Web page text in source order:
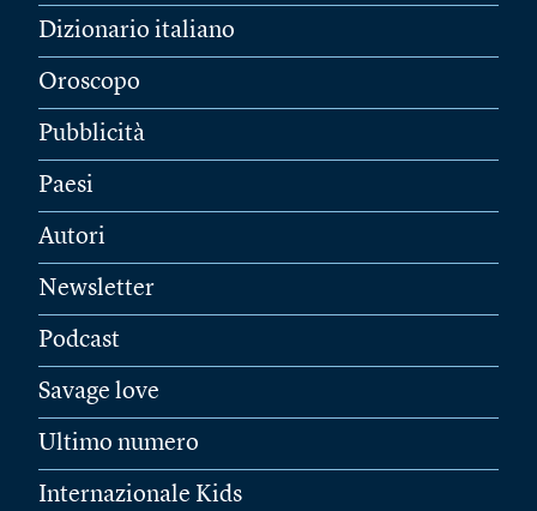
Dizionario italiano
Oroscopo
Pubblicità
Paesi
Autori
Newsletter
Podcast
Savage love
Ultimo numero
Internazionale Kids